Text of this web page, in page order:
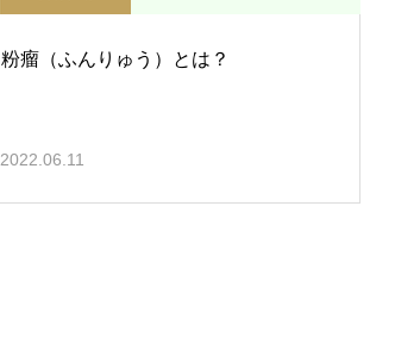
粉瘤（ふんりゅう）とは？
2022.06.11